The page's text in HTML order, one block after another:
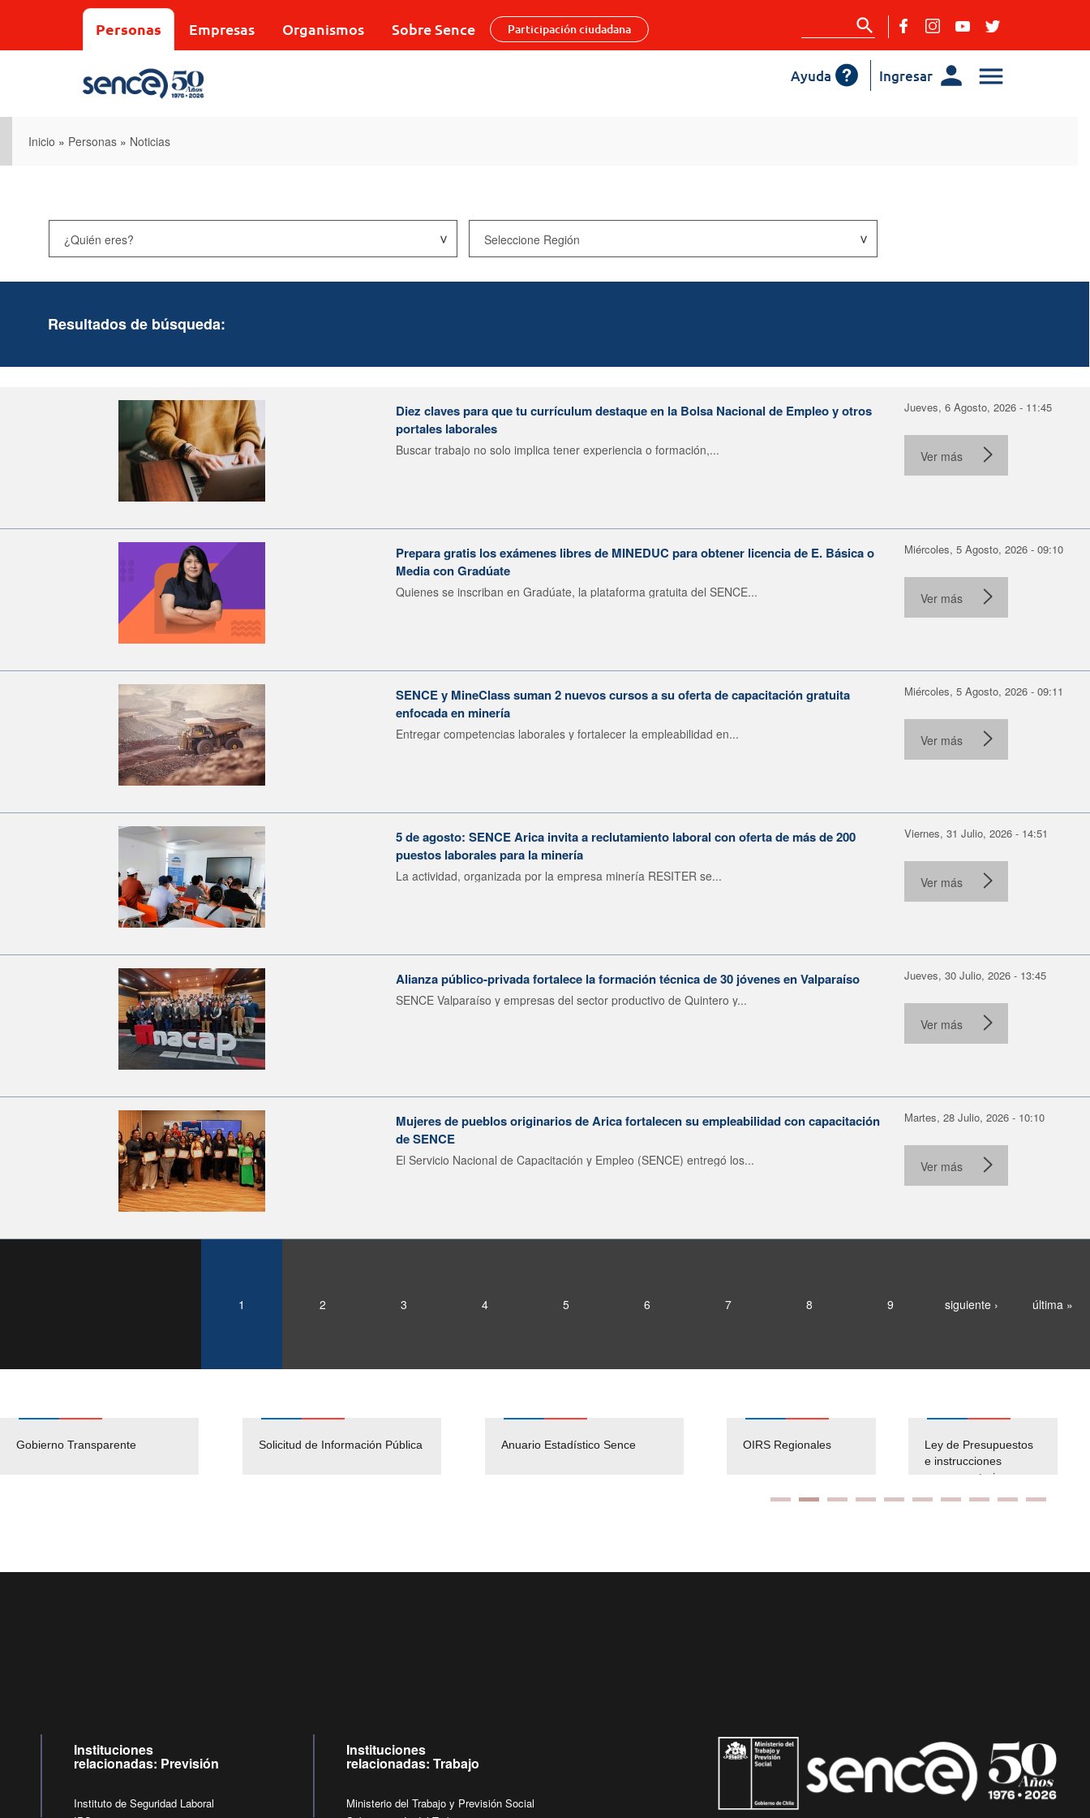
Personas Empresas Organismos Sobre Sence Participación ciudadana
Ingresar
Ayuda
Inicio » Personas » Noticias
Resultados de búsqueda:
Diez claves para que tu currículum destaque en la Bolsa Nacional de Empleo y otros
portales laborales
Buscar trabajo no solo implica tener experiencia o formación,...
Jueves, 6 Agosto, 2026 - 11:45
Ver más
Prepara gratis los exámenes libres de MINEDUC para obtener licencia de E. Básica o
Media con Gradúate
Quienes se inscriban en Gradúate, la plataforma gratuita del SENCE...
Miércoles, 5 Agosto, 2026 - 09:10
Ver más
SENCE y MineClass suman 2 nuevos cursos a su oferta de capacitación gratuita
enfocada en minería
Entregar competencias laborales y fortalecer la empleabilidad en...
Miércoles, 5 Agosto, 2026 - 09:11
Ver más
5 de agosto: SENCE Arica invita a reclutamiento laboral con oferta de más de 200
puestos laborales para la minería
La actividad, organizada por la empresa minería RESITER se...
Viernes, 31 Julio, 2026 - 14:51
Ver más
Alianza público-privada fortalece la formación técnica de 30 jóvenes en Valparaíso
SENCE Valparaíso y empresas del sector productivo de Quintero y...
Jueves, 30 Julio, 2026 - 13:45
Ver más
Mujeres de pueblos originarios de Arica fortalecen su empleabilidad con capacitación
de SENCE
El Servicio Nacional de Capacitación y Empleo (SENCE) entregó los...
Martes, 28 Julio, 2026 - 10:10
Ver más
1 2 3 4 5 6 7 8 9 siguiente › última »
Gobierno Transparente Solicitud de Información Pública Anuario Estadístico Sence
Pago Proveedores
Empleos Públicos
Solicitud Audiencias y
OIRS Regionales
Ley de Presupuestos
e instrucciones
presuspuetarias
Instituciones
relacionadas: Previsión
Instituto de Seguridad Laboral
Instituciones
relacionadas: Trabajo
Ministerio del Trabajo y Previsión Social